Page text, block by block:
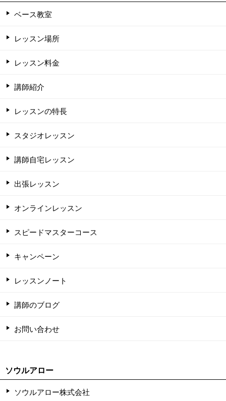
ベース教室
レッスン場所
レッスン料金
講師紹介
レッスンの特長
スタジオレッスン
講師自宅レッスン
出張レッスン
オンラインレッスン
スピードマスターコース
キャンペーン
レッスンノート
講師のブログ
お問い合わせ
ソウルアロー
ソウルアロー株式会社